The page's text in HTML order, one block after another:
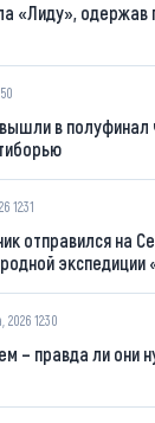
«Лиду», одержав
в полуфинал
12:31
отправился на
экспедиции
2026 12:30
– правда ли они